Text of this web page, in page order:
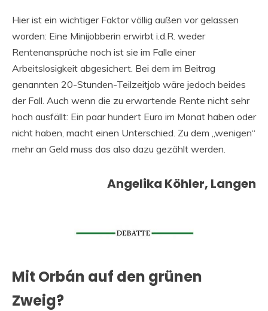
Hier ist ein wichtiger Faktor völlig außen vor gelassen
worden: Eine Minijobberin erwirbt i.d.R. weder
Rentenansprüche noch ist sie im Falle einer
Arbeitslosigkeit abgesichert. Bei dem im Beitrag
genannten 20-Stunden-Teilzeitjob wäre jedoch beides
der Fall. Auch wenn die zu erwartende Rente nicht sehr
hoch ausfällt: Ein paar hundert Euro im Monat haben oder
nicht haben, macht einen Unterschied. Zu dem „wenigen“
mehr an Geld muss das also dazu gezählt werden.
Angelika Köhler, Langen
Mit Orbán auf den grünen
Zweig?